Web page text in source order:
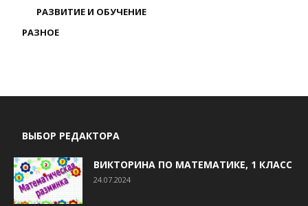
РАЗВИТИЕ И ОБУЧЕНИЕ
РАЗНОЕ
ВЫБОР РЕДАКТОРА
ВИКТОРИНА ПО МАТЕМАТИКЕ, 1 КЛАСС
24.07.2024